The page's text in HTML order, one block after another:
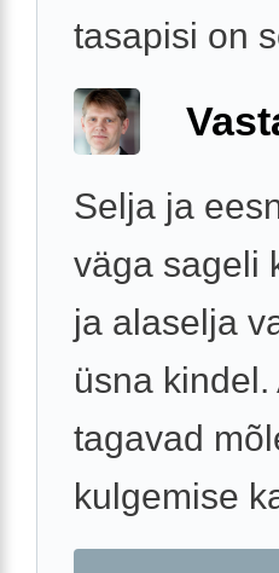
tasapisi on
Selja ja
väga sageli
ja alaselja
üsna
tagavad
kulgemise